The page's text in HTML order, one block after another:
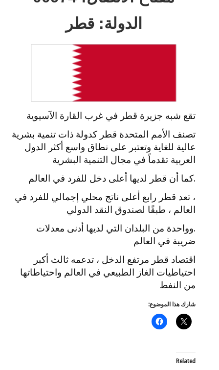
الدولة: قطر
تقع شبه جزيرة قطر في غرب القارة الآسيوية
تصنف الأمم المتحدة قطر كدولة ذات تنمية بشرية
عالية للغاية وتعتبر على نطاق واسع أكثر الدول
العربية تقدماً في مجال التنمية البشرية
.كما أن قطر لديها أعلى دخل للفرد في العالم
، تعد قطر رابع أعلى ناتج محلي إجمالي للفرد في
العالم ، طبقًا لصندوق النقد الدولي
.وواحدة من البلدان التي لديها أدنى معدلات
ضريبة في العالم
اقتصاد قطر مرتفع الدخل ، تدعمه ثالث أكبر
احتياطيات الغاز الطبيعي في العالم واحتياطاتها
من النفط
شارك هذا الموضوع:
Related